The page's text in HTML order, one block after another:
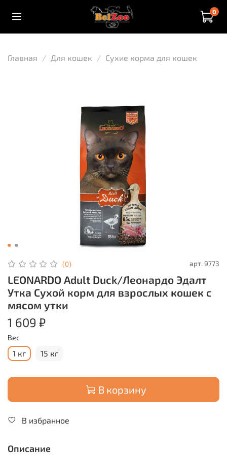
0
Главная Для кошек Сухие корма для кошек
(0) арт. 9773
LEONARDO Adult Duck/Леонардо Эдалт
Утка Сухой корм для взрослых кошек с
мясом утки
1 609 ₽
Вес
1 кг 15 кг
В корзину
В избранное
Описание